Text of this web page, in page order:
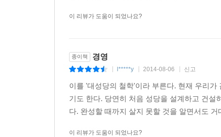
반성하게 하고 미래의 기회를 놓치지 않게 해
사회나 조직의 도구임과 동시에 자유로운 개인
반드시 해야 하는 모든 것을 포함한다. 하지만 핵
‘나’는 없고 차별화된 전략도 기대 이상의 성과
기대하기 어려운 것이다. 핵심보다 주변부 영역
문제는 텅 빈 레인코트를 채우는 문제에 있어 가
중국식 계약은 단순한 비즈니스 계약이 아닌
이 리뷰가 도움이 되었나요?
종이책 경영
l*****y 2014-08-06 신고
이를 '대성당의 철학'이라 부른다. 현재 우리
기도 한다. 당연히 처음 성당을 설계하고 건
다. 완성할 때까지 살지 못할 것을 알면서도
이 리뷰가 도움이 되었나요?